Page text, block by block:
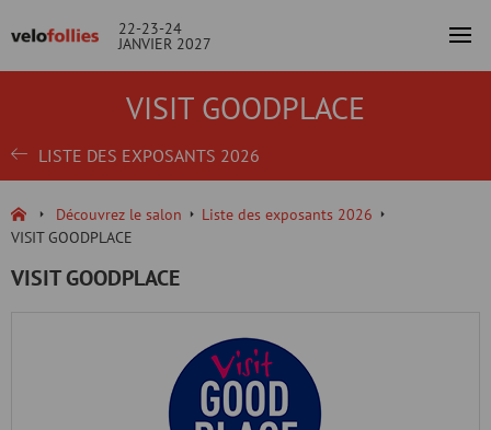
22-23-24
JANVIER 2027
VISIT GOODPLACE
LISTE DES EXPOSANTS 2026
Découvrez le salon
Liste des exposants 2026
VISIT GOODPLACE
VISIT GOODPLACE